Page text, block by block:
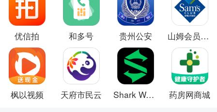
优信拍 和多号 贵州公安 山姆会员商店
枫以视频 天府市民云 Shark Wear 药房网商城